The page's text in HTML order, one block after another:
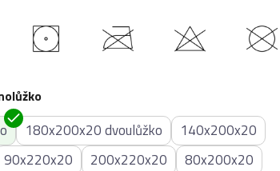
180x200x20 dvoulůžko
140x200x20
90x220x20 200x220x20
80x200x20